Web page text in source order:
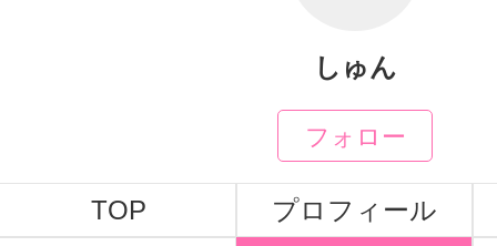
しゅん
フォロー
TOP
プロフィール